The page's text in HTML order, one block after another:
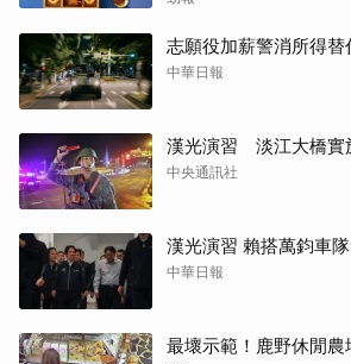
志願役加薪警消所得替
中華日報
漢光演習 淡江大橋實
中央通訊社
漢光演習 賴搭萬鈞車
中華日報
最壞示範！鹿野休閒